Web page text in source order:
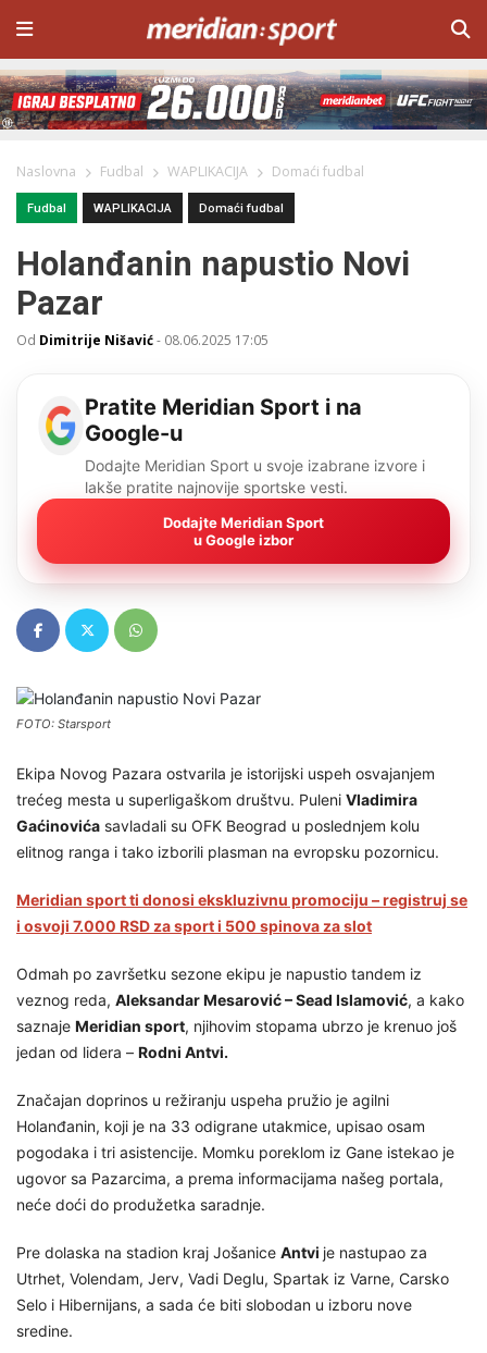
Naslovna Fudbal WAPLIKACIJA Domaći fudbal
Fudbal WAPLIKACIJA Domaći fudbal
Holanđanin napustio Novi
Pazar
Od Dimitrije Nišavić- 08.06.2025 17:05
Pratite Meridian Sport i na
Google-u
Dodajte Meridian Sport u svoje izabrane izvore i
lakše pratite najnovije sportske vesti.
Dodajte Meridian Sport
u Google izbor
FOTO: Starsport
Ekipa Novog Pazara ostvarila je istorijski uspeh osvajanjem
trećeg mesta u superligaškom društvu. Puleni Vladimira
Gaćinovića savladali su OFK Beograd u poslednjem kolu
elitnog ranga i tako izborili plasman na evropsku pozornicu.
Meridian sport ti donosi ekskluzivnu promociju – registruj se
i osvoji 7.000 RSD za sport i 500 spinova za slot
Odmah po završetku sezone ekipu je napustio tandem iz
veznog reda, Aleksandar Mesarović – Sead Islamović, a kako
saznaje Meridian sport, njihovim stopama ubrzo je krenuo još
jedan od lidera – Rodni Antvi.
Značajan doprinos u režiranju uspeha pružio je agilni
Holanđanin, koji je na 33 odigrane utakmice, upisao osam
pogodaka i tri asistencije. Momku poreklom iz Gane istekao je
ugovor sa Pazarcima, a prema informacijama našeg portala,
neće doći do produžetka saradnje.
Pre dolaska na stadion kraj Jošanice Antvi je nastupao za
Utrhet, Volendam, Jerv, Vadi Deglu, Spartak iz Varne, Carsko
Selo i Hibernijans, a sada će biti slobodan u izboru nove
sredine.